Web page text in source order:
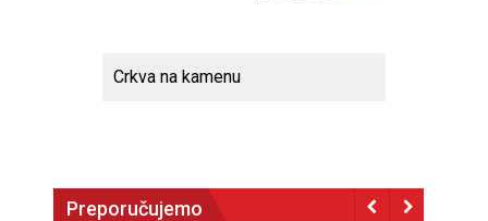
Crkva na kamenu
Preporučujemo